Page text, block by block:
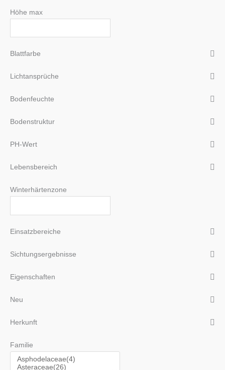
Höhe max
Blattfarbe
Lichtansprüche
Bodenfeuchte
Bodenstruktur
PH-Wert
Lebensbereich
Winterhärtenzone
Einsatzbereiche
Sichtungsergebnisse
Eigenschaften
Neu
Herkunft
Familie